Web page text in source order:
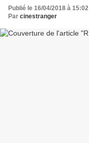
Publié le 16/04/2018 à 15:02
Par cinestranger